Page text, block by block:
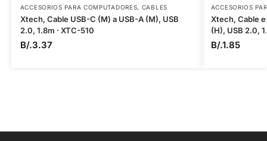
ACCESORIOS PARA COMPUTADORES, CABLES
Xtech, Cable USB-C (M) a USB-A (M), USB
2.0, 1.8m · XTC-510
B/.3.37
ACCESORIOS
Xtech, Cable
(H), USB 2.0,
B/.1.85